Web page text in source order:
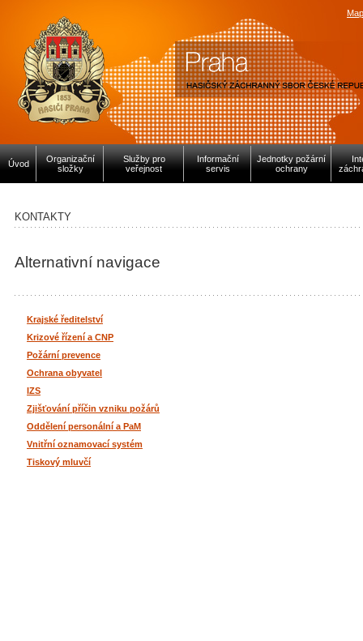
Úvod
Organizační
složky
Služby pro
veřejnost
Informační
servis
Jednotky požární
ochrany
KONTAKTY
Alternativní navigace
Krajské ředitelství
Krizové řízení a CNP
Požární prevence
Ochrana obyvatel
IZS
Zjišťování příčin vzniku požárů
Oddělení personální a PaM
Vnitřní oznamovací systém
Tiskový mluvčí